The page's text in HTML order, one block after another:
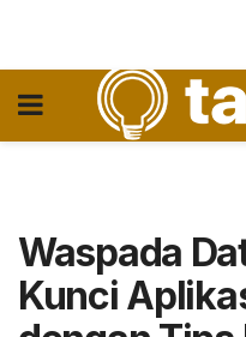
Waspada
Kunci